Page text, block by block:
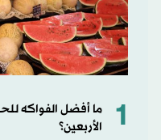
1
ما أفضل الفواكه
الأربعين؟